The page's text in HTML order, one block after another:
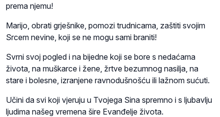
prema njemu!
Marijo, obrati grješnike, pomozi trudnicama, zaštiti svojim
Srcem nevine, koji se ne mogu sami braniti!
Svrni svoj pogled i na bijedne koji se bore s nedaćama
života, na muškarce i žene, žrtve bezumnog nasilja, na
stare i bolesne, izranjene ravnodušnošću ili lažnom sućuti.
Učini da svi koji vjeruju u Tvojega Sina spremno i s ljubavlju
ljudima našeg vremena šire Evanđelje života.